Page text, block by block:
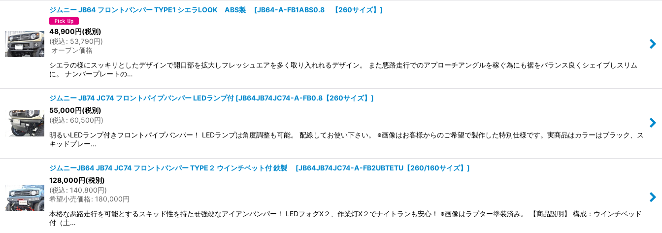
ジムニー JB64 フロントバンパー TYPE1 シエラLOOK ABS製 [JB64-A-FB1ABS0.8 【260サイズ】 ]
48,900円(税別)
(税込: 53,790円)
オープン価格
シエラの様にスッキリとしたデザインで開口部を拡大しフレッシュエアを多く取り入れれるデザイン。 また悪路走行でのアプローチアングルを稼ぐ為にも裾をバランス良くシェイプしスリム
に。 ナンバープレートの…
ジムニー JB74 JC74 フロントパイプバンパー LEDランプ付 [JB64JB74JC74-A-FB0.8【260サイズ】 ]
55,000円(税別)
(税込: 60,500円)
明るいLEDランプ付きフロントパイプバンパー！ LEDランプは角度調整も可能。 配線してお使い下さい。 ※画像はお客様からのご希望で製作した特別仕様です。実商品はカラーはブラック、ス
キッドプレー…
ジムニーJB64 JB74 JC74 フロントバンパー TYPE２ ウインチベット付 鉄製 [JB64JB74JC74-A-FB2UBTETU【260/160サイズ】 ]
128,000円(税別)
(税込: 140,800円)
希望小売価格: 180,000円
本格な悪路走行を可能とするスキッド性を持たせ強硬なアイアンバンパー！ LEDフォグX２、作業灯X２でナイトランも安心！ ※画像はラプター塗装済み。 【商品説明】 構成：ウインチベッド
付（土…